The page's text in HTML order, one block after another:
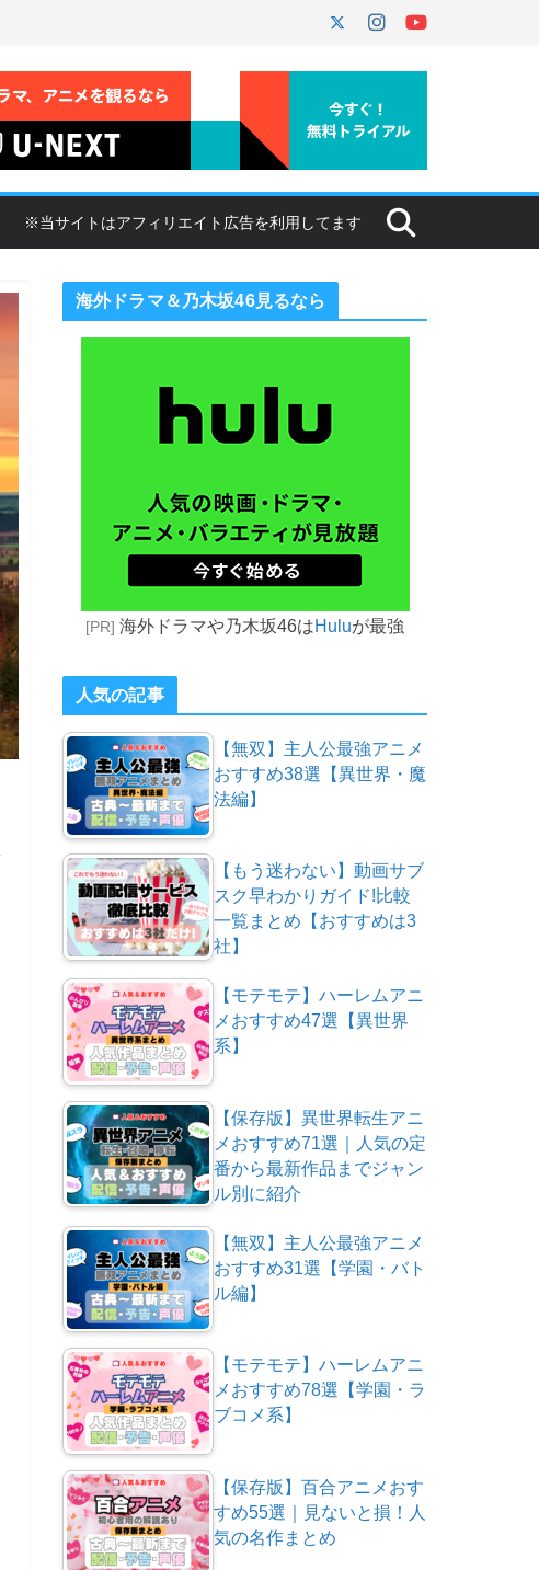
海外ドラマ＆乃木坂46見るなら
[PR] 海外ドラマや乃木坂46はHuluが最強
人気の記事
【無双】主人公最強アニメ
おすすめ38選【異世界・魔
法編】
【もう迷わない】動画サブ
スク早わかりガイド!比較
一覧まとめ【おすすめは3
社】
【モテモテ】ハーレムアニ
メおすすめ47選【異世界
系】
【保存版】異世界転生アニ
メおすすめ71選｜人気の定
番から最新作品までジャン
ル別に紹介
【無双】主人公最強アニメ
おすすめ31選【学園・バト
ル編】
【モテモテ】ハーレムアニ
メおすすめ78選【学園・ラ
ブコメ系】
【保存版】百合アニメおす
すめ55選｜見ないと損！人
気の名作まとめ